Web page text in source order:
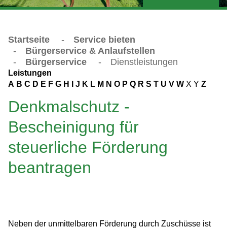
Startseite -
Service bieten
-
Bürgerservice & Anlaufstellen
-
Bürgerservice - Dienstleistungen
Leistungen
A B C D E F G H J K L M N O P Q R S T U V W X Y Z
Denkmalschutz -
Bescheinigung für
steuerliche Förderung
beantragen
Neben der unmittelbaren Förderung durch Zuschüsse ist